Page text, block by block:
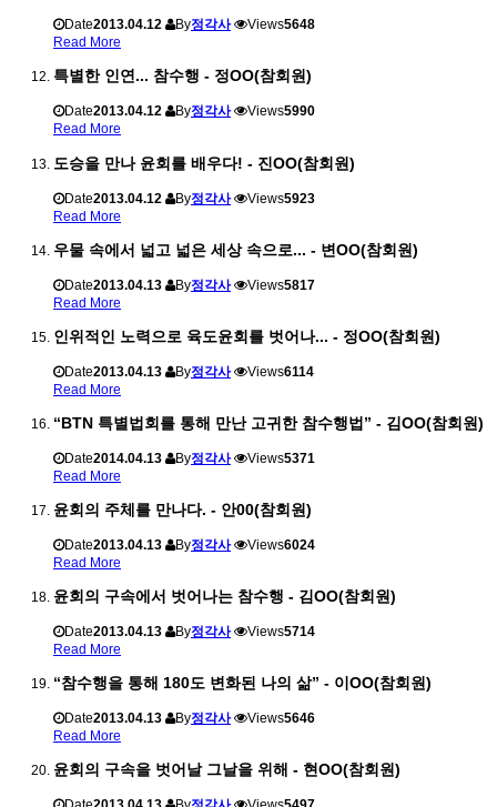
Date2013.04.12 By정각사 Views5648
Read More
특별한 인연... 참수행 - 정OO(참회원)
Date2013.04.12 By정각사 Views5990
Read More
도승을 만나 윤회를 배우다! - 진OO(참회원)
Date2013.04.12 By정각사 Views5923
Read More
우물 속에서 넓고 넓은 세상 속으로... - 변OO(참회원)
Date2013.04.13 By정각사 Views5817
Read More
인위적인 노력으로 육도윤회를 벗어나... - 정OO(참회원)
Date2013.04.13 By정각사 Views6114
Read More
“BTN 특별법회를 통해 만난 고귀한 참수행법” - 김OO(참회원)
Date2014.04.13 By정각사 Views5371
Read More
윤회의 주체를 만나다. - 안00(참회원)
Date2013.04.13 By정각사 Views6024
Read More
윤회의 구속에서 벗어나는 참수행 - 김OO(참회원)
Date2013.04.13 By정각사 Views5714
Read More
“참수행을 통해 180도 변화된 나의 삶” - 이OO(참회원)
Date2013.04.13 By정각사 Views5646
Read More
윤회의 구속을 벗어날 그날을 위해 - 현OO(참회원)